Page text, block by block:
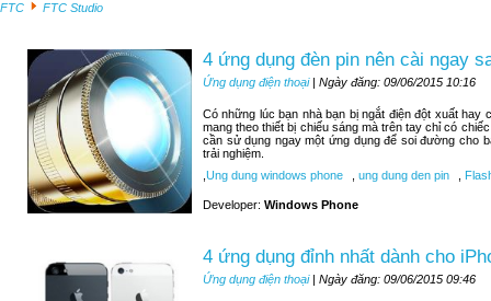
FTC FTC Studio
4 ứng dụng đèn pin nên cài ngay
Ứng dụng điện thoại| Ngày đăng: 09/06/2015 10:16
Có những lúc bạn nhà bạn bị ngắt điện đột xuất hay
mang theo thiết bị chiếu sáng mà trên tay chỉ có
cần sử dụng ngay một ứng dụng để soi đường cho
trải nghiệm.
Ung dung windows phone ung dung den pin
Developer: Windows Phone
4 ứng dụng đỉnh nhất dành cho
Ứng dụng điện thoại| Ngày đăng: 09/06/2015 09:46